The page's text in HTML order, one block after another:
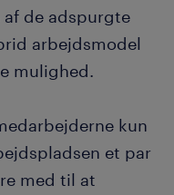
af de adspurgte
arbejdsmodel
mulighed.
kun
et par
med til at